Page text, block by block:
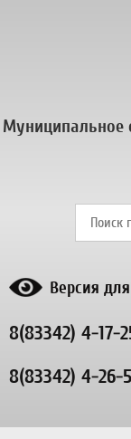
Муниципальное
Версия
8(83342) 4-17-
8(83342) 4-26-